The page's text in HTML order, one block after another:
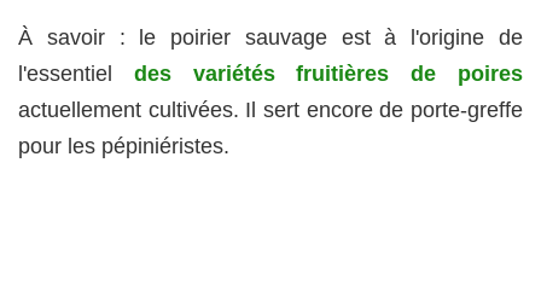
À savoir : le poirier sauvage est à l'origine de
l'essentiel des variétés fruitières de poires
actuellement cultivées. Il sert encore de porte-greffe
pour les pépiniéristes.